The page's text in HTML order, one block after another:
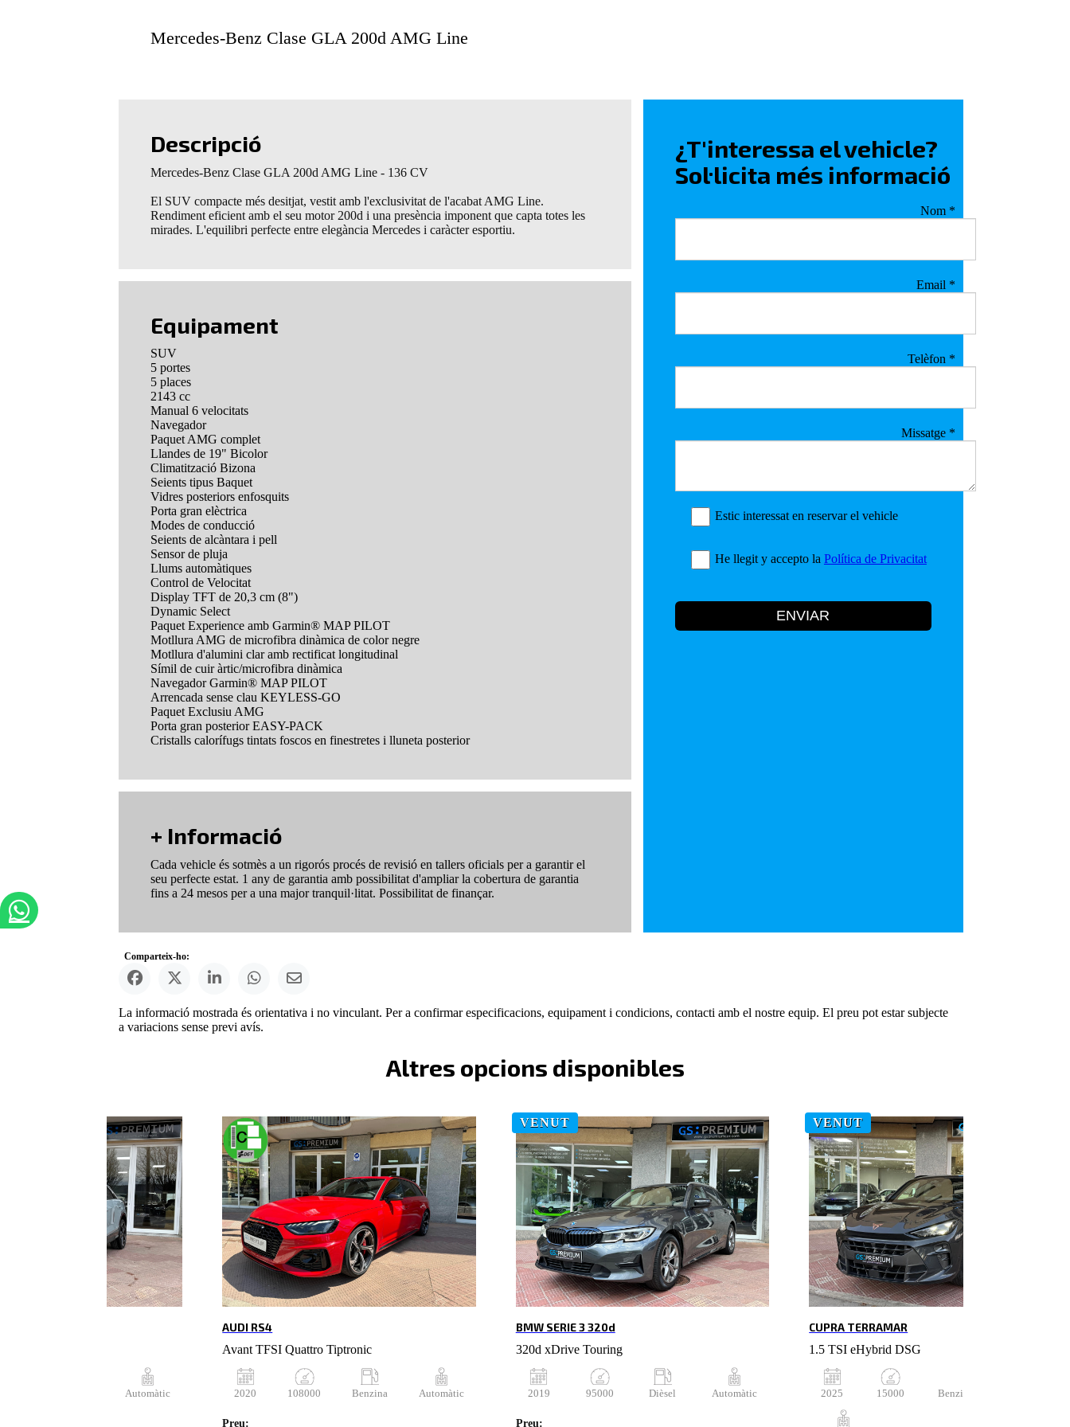
Mercedes-Benz Clase GLA 200d AMG Line
Descripció
Mercedes-Benz Clase GLA 200d AMG Line - 136 CV
El SUV compacte més desitjat, vestit amb l'exclusivitat de l'acabat AMG Line.
Rendiment eficient amb el seu motor 200d i una presència imponent que capta totes les
mirades. L'equilibri perfecte entre elegància Mercedes i caràcter esportiu.
Equipament
SUV
5 portes
5 places
2143 cc
Manual 6 velocitats
Navegador
Paquet AMG complet
Llandes de 19" Bicolor
Climatització Bizona
Seients tipus Baquet
Vidres posteriors enfosquits
Porta gran elèctrica
Modes de conducció
Seients de alcàntara i pell
Sensor de pluja
Llums automàtiques
Control de Velocitat
Display TFT de 20,3 cm (8")
Dynamic Select
Paquet Experience amb Garmin® MAP PILOT
Motllura AMG de microfibra dinàmica de color negre
Motllura d'alumini clar amb rectificat longitudinal
Símil de cuir àrtic/microfibra dinàmica
Navegador Garmin® MAP PILOT
Arrencada sense clau KEYLESS-GO
Paquet Exclusiu AMG
Porta gran posterior EASY-PACK
Cristalls calorífugs tintats foscos en finestretes i lluneta posterior
+ Informació
Cada vehicle és sotmès a un rigorós procés de revisió en tallers oficials per a garantir el
seu perfecte estat. 1 any de garantia amb possibilitat d'ampliar la cobertura de garantia
fins a 24 mesos per a una major tranquil·litat. Possibilitat de finançar.
¿T'interessa el vehicle?
Sol·licita més informació
Nom *
Email *
Telèfon *
Missatge *
Estic interessat en reservar el vehicle
He llegit y accepto la Política de Privacitat
ENVIAR
Comparteix-ho:
La informació mostrada és orientativa i no vinculant. Per a confirmar especificacions, equipament i condicions, contacti amb el nostre equip. El preu pot estar subjecte
a variacions sense previ avís.
Altres opcions disponibles
Automàtic
AUDI RS4
2020 108000 Benzina Automàtic
Avant TFSI Quattro Tiptronic
Preu:
VENUT
BMW SERIE 3 320d
2019 95000 Dièsel Automàtic
320d xDrive Touring
Preu:
VENUT
CUPRA TERRAMAR
2025 15000 Benzina híbrid endollable
1.5 TSI eHybrid DSG